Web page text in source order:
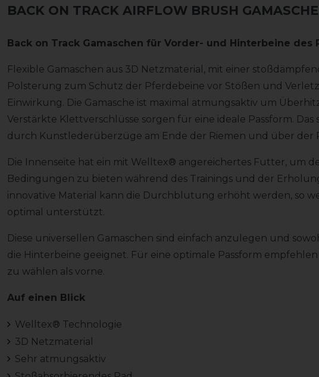
BACK ON TRACK AIRFLOW BRUSH
Back on Track Gamaschen für Vorder- und Hinterbeine
Flexible Gamaschen aus 3D Netzmaterial, mit einer
Polsterung zum Schutz der Pferdebeine vor Stößen und
Einwirkung. Die Gamasche ist maximal atmungsaktiv um
Verstärkte Klettverschlüsse sorgen für eine ideale Passform. Das
durch Kunstlederüberzüge am Ende der Riemen und über der
Die Innenseite hat ein mit Welltex® angereichertes Futter, um
Bedingungen zu bieten während des Trainings und der
innovative Material kann die Durchblutung erhöht werden, so
optimal unterstützt.
Diese universellen Gamaschen sind einfach anzulegen und
die Hinterbeine geeignet. Für eine optimale Passform
zu wählen als vorne.
Auf einen Blick
Welltex® Technologie
3D Netzmaterial
Sehr atmungsaktiv